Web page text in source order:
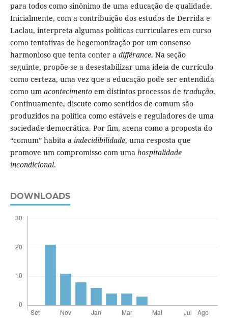
para todos como sinônimo de uma educação de qualidade.
Inicialmente, com a contribuição dos estudos de Derrida e
Laclau, interpreta algumas políticas curriculares em curso
como tentativas de hegemonização por um consenso
harmonioso que tenta conter a différance. Na seção
seguinte, propõe-se a desestabilizar uma ideia de currículo
como certeza, uma vez que a educação pode ser entendida
como um acontecimentoem distintos processos de tradução.
Continuamente, discute como sentidos de comum são
produzidos na política como estáveis e reguladores de uma
sociedade democrática. Por fim, acena como a proposta do
“comum” habita a indecidibilidade, uma resposta que
promove um compromisso com uma hospitalidade
incondicional.
DOWNLOADS